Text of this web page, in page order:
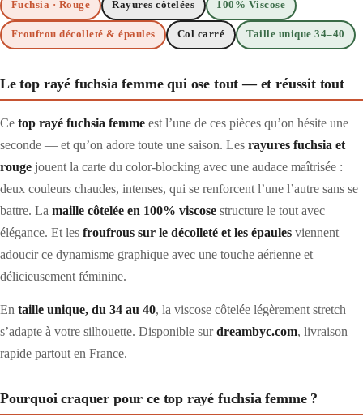
Fuchsia · Rouge Rayures côtelées 100% Viscose
Froufrou décolleté & épaules Col carré Taille unique 34–40
Le top rayé fuchsia femme qui ose tout — et réussit tout
Ce top rayé fuchsia femme est l’une de ces pièces qu’on hésite une
seconde — et qu’on adore toute une saison. Les rayures fuchsia et
rouge jouent la carte du color-blocking avec une audace maîtrisée :
deux couleurs chaudes, intenses, qui se renforcent l’une l’autre sans se
battre. La maille côtelée en 100% viscose structure le tout avec
élégance. Et les froufrous sur le décolleté et les épaules viennent
adoucir ce dynamisme graphique avec une touche aérienne et
délicieusement féminine.
En taille unique, du 34 au 40, la viscose côtelée légèrement stretch
s’adapte à votre silhouette. Disponible surdreambyc.com, livraison
rapide partout en France.
Pourquoi craquer pour ce top rayé fuchsia femme ?